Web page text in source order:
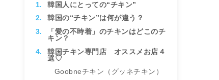
韓国人にとっての“チキン”
韓国の“チキン”は何が違う？
「愛の不時着」のチキンはどこのチ
キン？
韓国チキン専門店 オススメお店４
選♡
Goobneチキン（グッネチキン）